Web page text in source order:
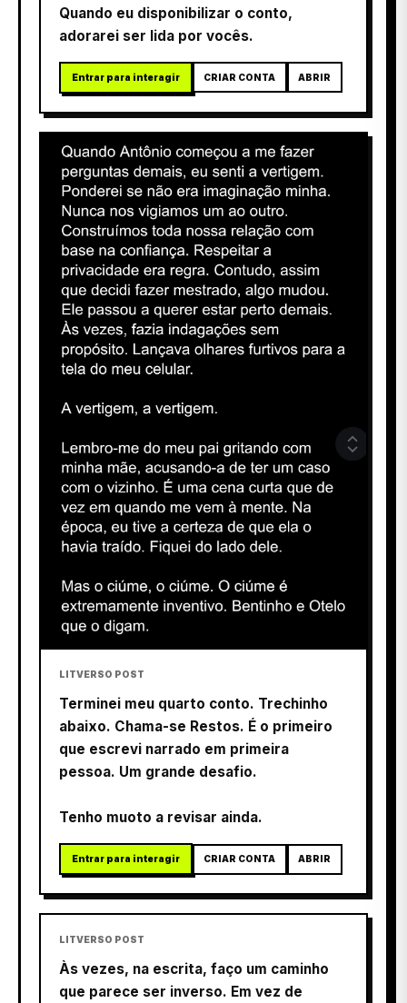
Quando eu disponibilizar o conto,
adorarei ser lida por vocês.
Entrar para interagir CRIAR CONTA ABRIR
LITVERSO POST
Terminei meu quarto conto. Trechinho
abaixo. Chama-se Restos. É o primeiro
que escrevi narrado em primeira
pessoa. Um grande desafio.
Tenho muoto a revisar ainda.
Entrar para interagir CRIAR CONTA ABRIR
LITVERSO POST
Às vezes, na escrita, faço um caminho
que parece ser inverso. Em vez de